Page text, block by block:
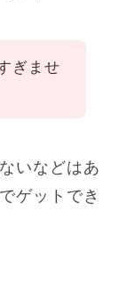
ぎませ
いなどはあ
ゲットでき